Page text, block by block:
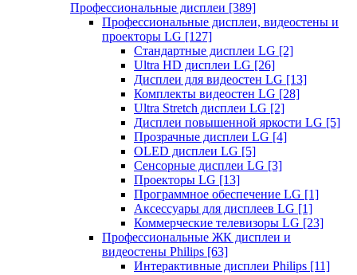
Профессиональные дисплеи [389]
Профессиональные дисплеи, видеостены и
проекторы LG [127]
Стандартные дисплеи LG [2]
Ultra HD дисплеи LG [26]
Дисплеи для видеостен LG [13]
Комплекты видеостен LG [28]
Ultra Stretch дисплеи LG [2]
Дисплеи повышенной яркости LG [5]
Прозрачные дисплеи LG [4]
OLED дисплеи LG [5]
Сенсорные дисплеи LG [3]
Проекторы LG [13]
Программное обеспечение LG [1]
Аксессуары для дисплеев LG [1]
Коммерческие телевизоры LG [23]
Профессиональные ЖК дисплеи и
видеостены Philips [63]
Интерактивные дисплеи Philips [11]